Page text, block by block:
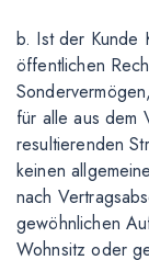
b. Ist der Kunde
öffentlichen
für alle aus dem
resultierenden
keinen
nach
gewöhnlichen
Wohnsitz oder